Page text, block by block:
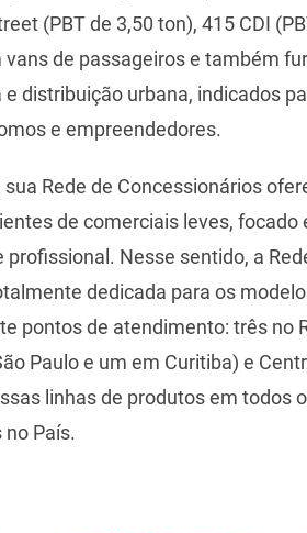
(PBT de 3,50 ton), 415 CDI
vans de passageiros e também
distribuição urbana, indicados
e empreendedores.
Rede de Concessionários
de comerciais leves, focado
Nesse sentido, a
dedicada para os
pontos de atendimento: três no
Paulo e um em Curitiba) e
linhas de produtos em todos
País.